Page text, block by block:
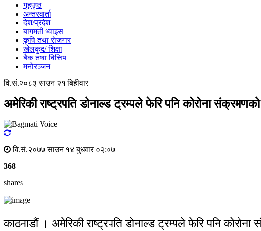
गृहपृष्ठ
अन्तरवार्ता
देश/प्रदेश
बागमती भ्वाइस
कृृषि तथा राेजगार
खेलकुद/ शिक्षा
बैक तथा वित्तिय
मनोरञ्जन
वि.सं.२०८३ साउन २१ बिहीवार
अमेरिकी राष्ट्रपति डोनाल्ड ट्रम्पले फेरि पनि कोरोना
वि.सं.२०७७ साउन १४ बुधवार ०२:०७
368
shares
काठमाडौं । अमेरिकी राष्ट्रपति डोनाल्ड ट्रम्पले फेरि पनि